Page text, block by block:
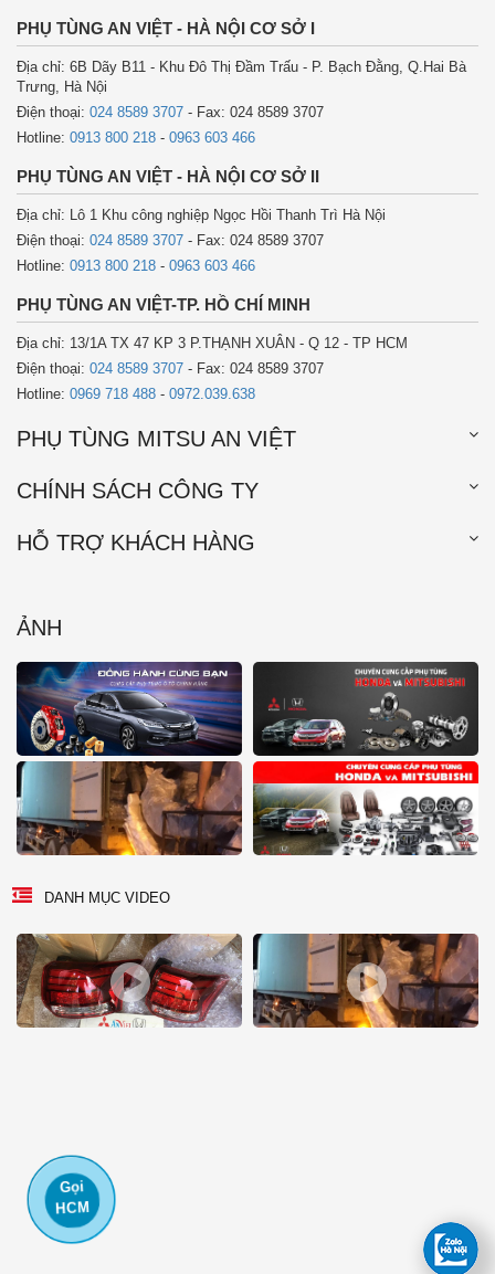
Gọi
HCM
PHỤ TÙNG AN VIỆT - HÀ NỘI CƠ SỞ I
Địa chỉ: 6B Dãy B11 - Khu Đô Thị Đầm Trấu - P. Bạch Đằng, Q.Hai Bà
Trưng, Hà Nội
Điện thoại: 024 8589 3707 - Fax: 024 8589 3707
Hotline: 0913 800 218 - 0963 603 466
PHỤ TÙNG AN VIỆT - HÀ NỘI CƠ SỞ II
Địa chỉ: Lô 1 Khu công nghiệp Ngọc Hồi Thanh Trì Hà Nội
Điện thoại: 024 8589 3707 - Fax: 024 8589 3707
Hotline: 0913 800 218 - 0963 603 466
PHỤ TÙNG AN VIỆT-TP. HỒ CHÍ MINH
Địa chỉ: 13/1A TX 47 KP 3 P.THẠNH XUÂN - Q 12 - TP HCM
Điện thoại: 024 8589 3707 - Fax: 024 8589 3707
Hotline: 0969 718 488 - 0972.039.638
PHỤ TÙNG MITSU AN VIỆT
CHÍNH SÁCH CÔNG TY
HỖ TRỢ KHÁCH HÀNG
ẢNH
DANH MỤC VIDEO